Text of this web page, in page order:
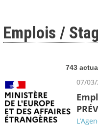
Emplois /
743
07/